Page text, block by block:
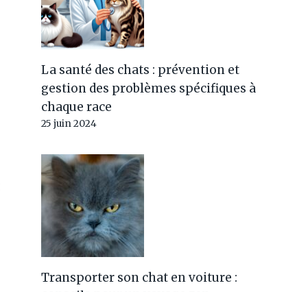
La santé des chats : prévention et
gestion des problèmes spécifiques à
chaque race
25 juin 2024
Transporter son chat en voiture :